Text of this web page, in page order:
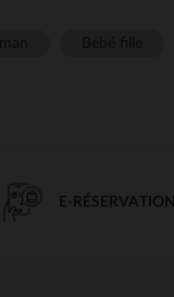
E-RÉSERVATION